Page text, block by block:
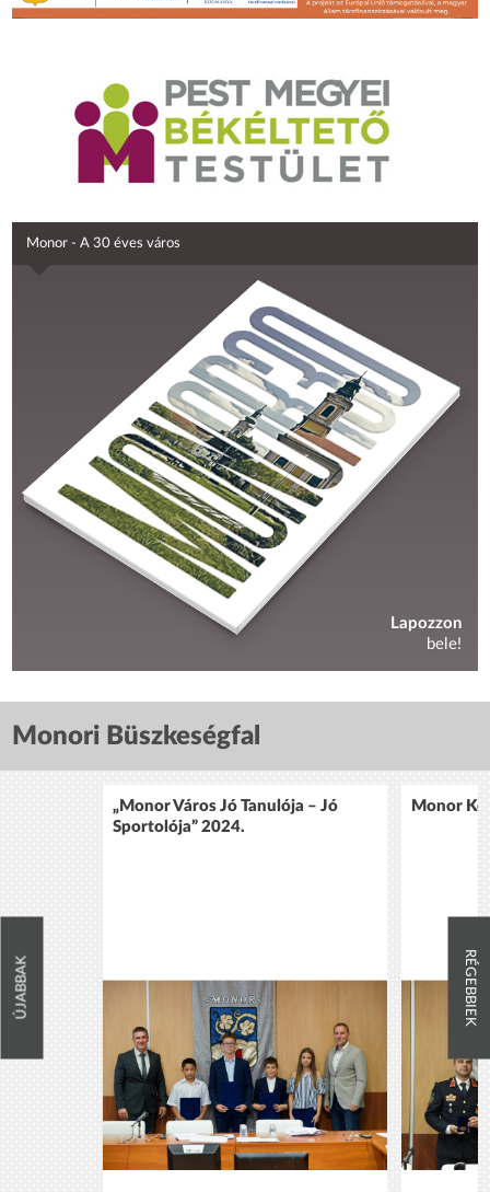
Monor - A 30 éves város
Lapozzon
bele!
Monori Büszkeségfal
ÚJABBAK
„Monor Város Jó Tanulója – Jó
Sportolója” 2024.
Monor
RÉGEBBIEK